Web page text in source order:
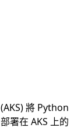
將 Python
署在 AKS 上的